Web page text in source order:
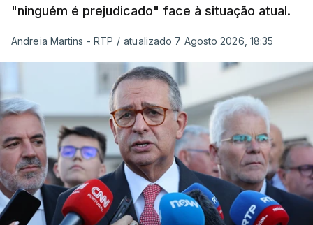
"ninguém é prejudicado" face à situação atual.
Andreia Martins - RTP / atualizado 7 Agosto 2026, 18:35